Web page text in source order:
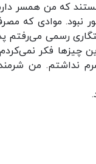
که من همسر دارم.
نبود. موادی که مصرف
رسمی می‌رفتم پدر
چیزها فکر نمی‌کردم.
نداشتم. من شرمنده